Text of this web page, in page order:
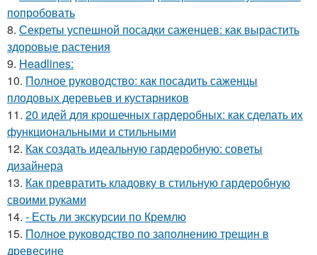
попробовать
8. Секреты успешной посадки саженцев: как вырастить
здоровые растения
9. Headlines:
10. Полное руководство: как посадить саженцы
плодовых деревьев и кустарников
11. 20 идей для крошечных гардеробных: как сделать их
функциональными и стильными
12. Как создать идеальную гардеробную: советы
дизайнера
13. Как превратить кладовку в стильную гардеробную
своими руками
14. - Есть ли экскурсии по Кремлю
15. Полное руководство по заполнению трещин в
древесине